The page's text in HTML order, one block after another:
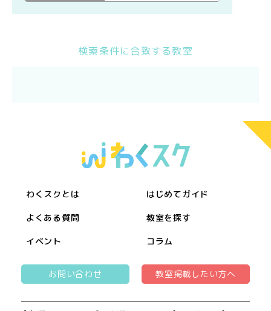
検索条件に合致する教室
わくスクとは はじめてガイド
よくある質問 教室を探す
イベント コラム
お問い合わせ 教室掲載したい方へ